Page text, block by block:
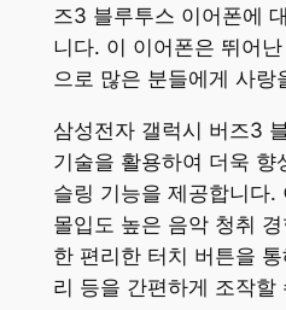
즈3 블루투스 이어폰에
니다. 이 이어폰은 뛰어
으로 많은 분들에게 사랑
삼성전자 갤럭시 버즈3
기술을 활용하여 더욱 향
슬링 기능을 제공합니다.
몰입도 높은 음악 청취
한 편리한 터치 버튼을
리 등을 간편하게 조작할